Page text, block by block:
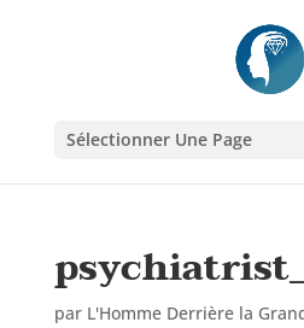
Sélectionner Une Page
par L'Homme Derrière la